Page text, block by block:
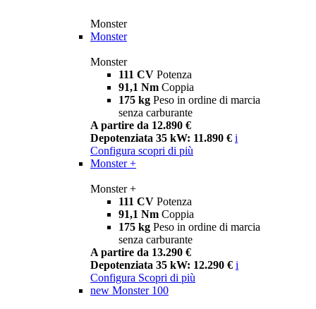
Monster
Monster
Monster
111 CV Potenza
91,1 Nm Coppia
175 kg Peso in ordine di marcia
senza carburante
A partire da 12.890 €
Depotenziata 35 kW: 11.890 € i
Configura scopri di più
Monster +
Monster +
111 CV Potenza
91,1 Nm Coppia
175 kg Peso in ordine di marcia
senza carburante
A partire da 13.290 €
Depotenziata 35 kW: 12.290 € i
Configura Scopri di più
new Monster 100